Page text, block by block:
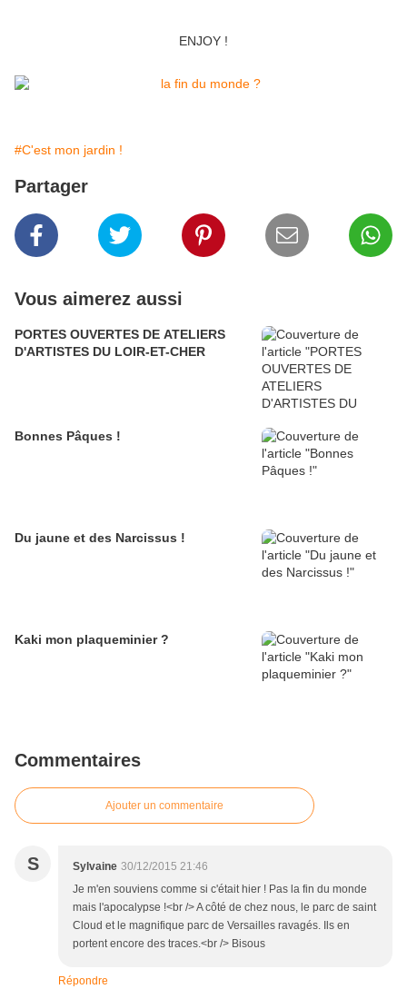
ENJOY !
#C'est mon jardin !
Partager
Vous aimerez aussi
PORTES OUVERTES DE ATELIERS
D'ARTISTES DU LOIR-ET-CHER
Bonnes Pâques !
Du jaune et des Narcissus !
Kaki mon plaqueminier ?
Commentaires
Ajouter un commentaire
S Sylvaine 30/12/2015 21:46
Je m'en souviens comme si c'était hier ! Pas la fin du monde
mais l'apocalypse !<br /> A côté de chez nous, le parc de saint
Cloud et le magnifique parc de Versailles ravagés. Ils en
portent encore des traces.<br /> Bisous
Répondre